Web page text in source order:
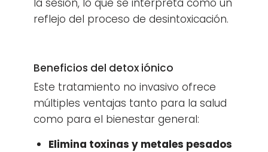
reflejo del proceso de desintoxicación.
Beneficios del detox iónico
Este tratamiento no invasivo ofrece
múltiples ventajas tanto para la salud
como para el bienestar general:
Elimina toxinas y metales pesados